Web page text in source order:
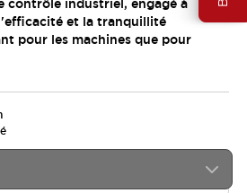
contrôle industriel, engagé à
et la tranquillité
pour les machines que pour